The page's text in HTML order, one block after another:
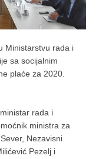
Ministarstvu rada i
sa socijalnim
plaće za 2020.
rada i
ministra za
Nezavisni
Pezelj i